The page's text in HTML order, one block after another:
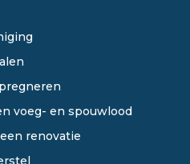
voeg- en spouwlood
renovatie